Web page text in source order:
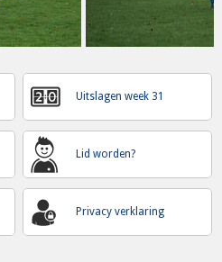
Uitslagen week 31
Lid worden?
Privacy verklaring